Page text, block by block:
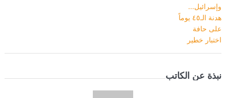
نبذة عن الكاتب